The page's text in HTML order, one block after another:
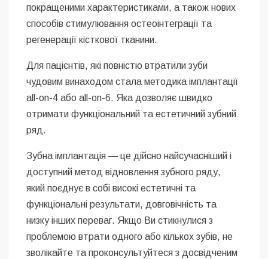
покращеними характеристиками, а також нових
способів стимулювання остеоінтеграції та
регенерації кісткової тканини.
Для пацієнтів, які повністю втратили зуби
чудовим винаходом стала методика імплантації
all-on-4 або all-on-6. Яка дозволяє швидко
отримати функціональний та естетичний зубний
ряд.
Зубна імплантація — це дійсно найсучасніший і
доступний метод відновлення зубного ряду,
який поєднує в собі високі естетичні та
функціональні результати, довговічність та
низку інших переваг. Якщо Ви стикнулися з
проблемою втрати одного або кількох зубів, не
зволікайте та проконсультуйтеся з досвідченим